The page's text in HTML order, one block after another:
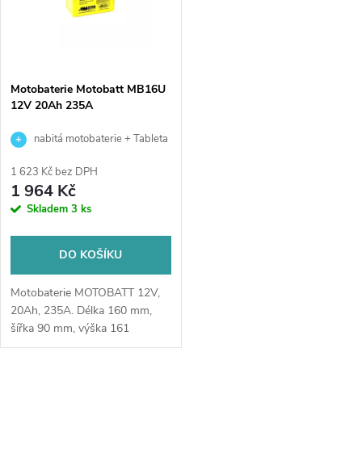
Motobaterie Motobatt MB16U
12V 20Ah 235A
nabitá motobaterie + Tableta
výkup staré baterie při doručení
nebo v prodejně Jinočany
1 623 Kč bez DPH
1 964 Kč
Skladem 3 ks
DO KOŠÍKU
Motobaterie MOTOBATT 12V,
20Ah, 235A. Délka 160 mm,
šířka 90 mm, výška 161
mm. Bezúdržbový